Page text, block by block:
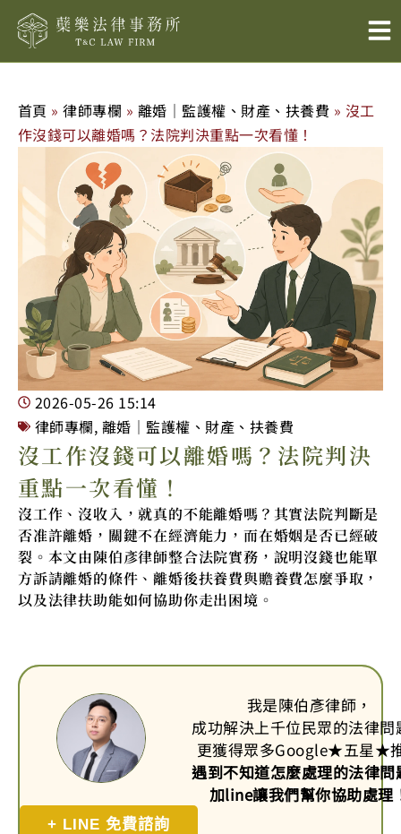
首頁 »律師專欄 » 離婚｜監護權、財產、扶養費 » 沒工
作沒錢可以離婚嗎？法院判決重點一次看懂！
2026-05-26 15:14
律師專欄, 離婚｜監護權、財產、扶養費
沒工作沒錢可以離婚嗎？法院判決
重點一次看懂！
沒工作、沒收入，就真的不能離婚嗎？其實法院判斷是
否准許離婚，關鍵不在經濟能力，而在婚姻是否已經破
裂。本文由陳伯彥律師整合法院實務，說明沒錢也能單
方訴請離婚的條件、離婚後扶養費與贍養費怎麼爭取，
以及法律扶助能如何協助你走出困境。
我是陳伯彥律師，
成功解決上千位民眾的法律問
更獲得眾多Google★五星★
遇到不知道怎麼處理的法律問
加line讓我們幫你協助處理
+ LINE 免費諮詢